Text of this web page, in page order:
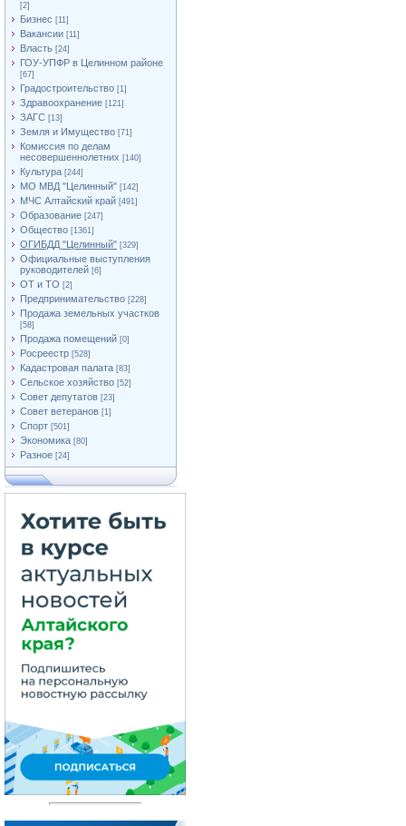
[2]
Бизнес [11]
Вакансии [11]
Власть [24]
ГОУ-УПФР в Целинном районе
[67]
Градостроительство [1]
Здравоохранение [121]
ЗАГС [13]
Земля и Имущество [71]
Комиссия по делам
несовершеннолетних [140]
Культура [244]
МО МВД "Целинный" [142]
МЧС Алтайский край [491]
Образование [247]
Общество [1361]
ОГИБДД "Целинный" [329]
Официальные выступления
руководителей [6]
ОТ и ТО [2]
Предпринимательство [228]
Продажа земельных участков
[58]
Продажа помещений [0]
Росреестр [528]
Кадастровая палата [83]
Сельское хозяйство [52]
Совет депутатов [23]
Совет ветеранов [1]
Спорт [501]
Экономика [80]
Разное [24]